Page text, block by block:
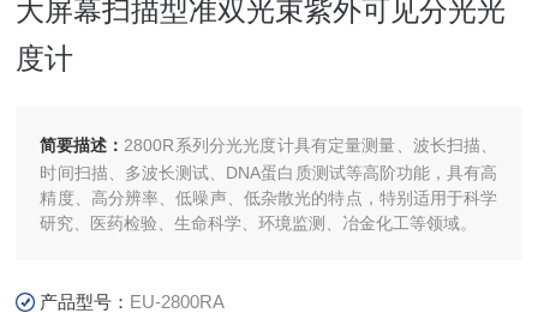
大屏幕扫描型准双光束紫外可见分光光
度计
简要描述： 2800R系列分光光度计具有定量测量、波长扫描、
时间扫描、多波长测试、DNA蛋白质测试等高阶功能，具有高
精度、高分辨率、低噪声、低杂散光的特点，特别适用于科学
研究、医药检验、生命科学、环境监测、冶金化工等领域。
产品型号： EU-2800RA